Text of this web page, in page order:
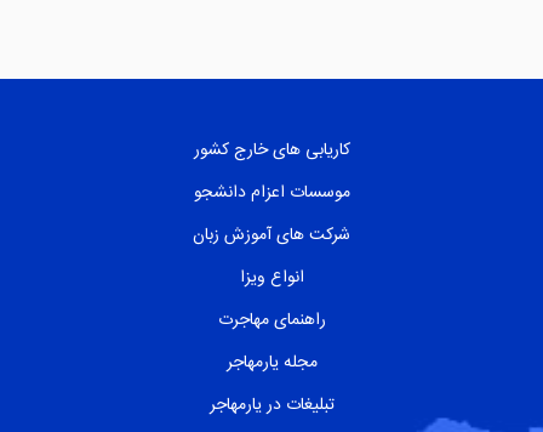
کاریابی های خارج کشور
موسسات اعزام دانشجو
شرکت های آموزش زبان
انواع ویزا
راهنمای مهاجرت
مجله یارمهاجر
تبلیغات در یارمهاجر